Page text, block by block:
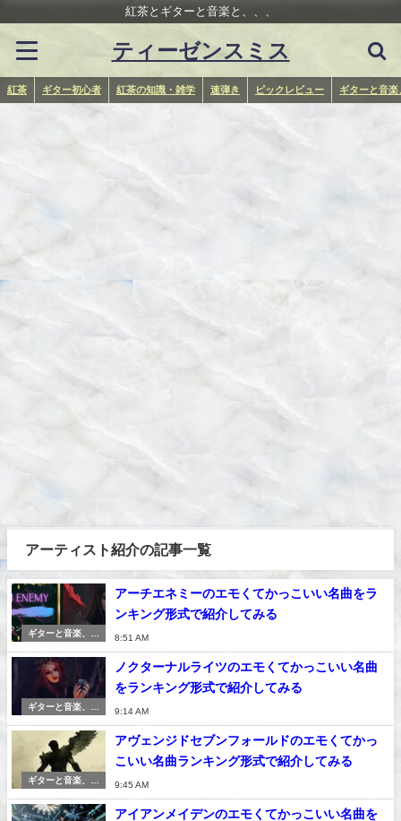
紅茶とギターと音楽と、、、
ティーゼンスミス
紅茶 ギター初心者 紅茶の知識・雑学 速弾き ピックレビュー ギターと音楽
アーティスト紹介の記事一覧
ギターと音楽、紅
アーチエネミーのエモくてかっこいい名曲をラ
ンキング形式で紹介してみる
8:51 AM
ギターと音楽、紅
ノクターナルライツのエモくてかっこいい名曲
をランキング形式で紹介してみる
9:14 AM
ギターと音楽、紅
アヴェンジドセブンフォールドのエモくてかっ
こいい名曲ランキング形式で紹介してみる
9:45 AM
アイアンメイデンのエモくてかっこいい名曲を